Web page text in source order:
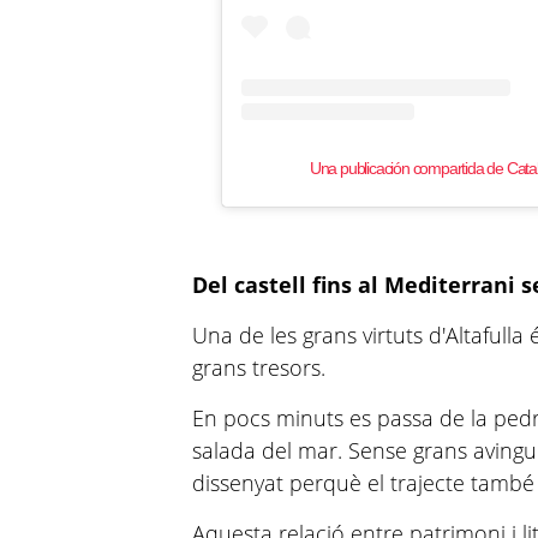
Una publicación compartida de
Del castell fins al Mediterrani
Una de les grans virtuts
grans tresors.
En pocs minuts es passa de la
salada del mar. Sense grans
dissenyat perquè el trajecte